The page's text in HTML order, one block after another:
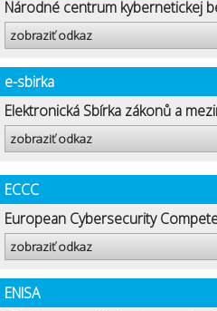
Národné centrum kybernetickej
zobraziť odkaz
e-sbirka
Elektronická Sbírka zákonů a
zobraziť odkaz
ECCC
European Cybersecurity
zobraziť odkaz
ENISA